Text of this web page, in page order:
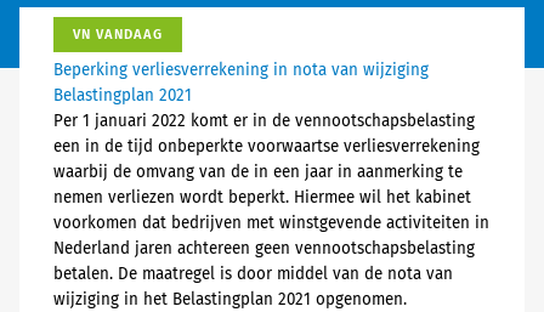
VN VANDAAG
Beperking verliesverrekening in nota van wijziging
Belastingplan 2021
Per 1 januari 2022 komt er in de vennootschapsbelasting
een in de tijd onbeperkte voorwaartse verliesverrekening
waarbij de omvang van de in een jaar in aanmerking te
nemen verliezen wordt beperkt. Hiermee wil het kabinet
voorkomen dat bedrijven met winstgevende activiteiten in
Nederland jaren achtereen geen vennootschapsbelasting
betalen. De maatregel is door middel van de nota van
wijziging in het Belastingplan 2021 opgenomen.